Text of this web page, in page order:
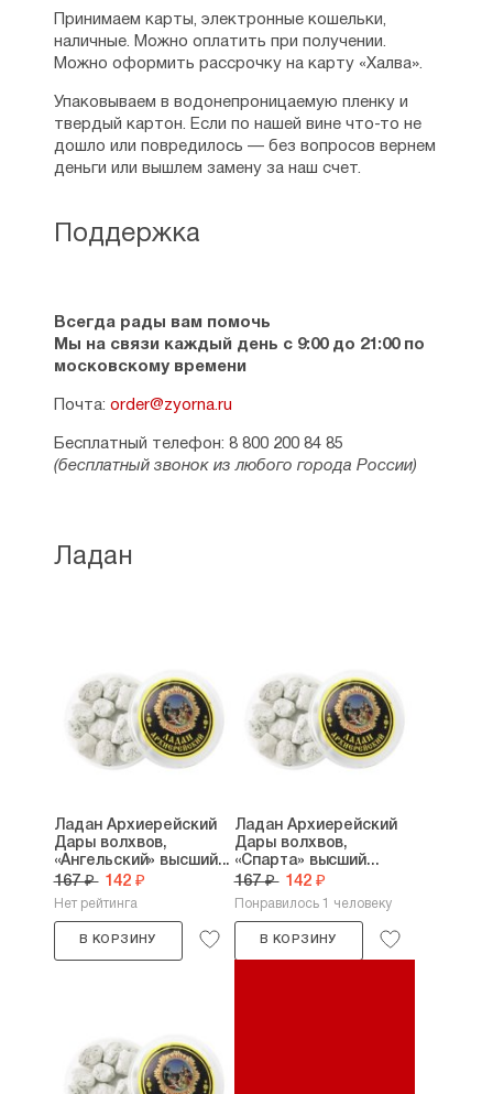
Поддержка
Всегда рады вам помочь
Мы на связи каждый день с 9:00 до 21:00 по
московскому времени
Почта: order@zyorna.ru
Бесплатный телефон: 8 800 200 84 85
(бесплатный звонок из любого города России)
Принимаем карты, электронные кошельки,
наличные. Можно оплатить при получении.
Можно оформить рассрочку на карту «Халва».
Упаковываем в водонепроницаемую пленку и
твердый картон. Если по нашей вине что-то не
дошло или повредилось — без вопросов вернем
деньги или вышлем замену за наш счет.
Ладан
Ладан Архиерейский
Дары волхвов,
«Ангельский» высший...
167 ₽ 142 ₽
Нет рейтинга
В КОРЗИНУ
Ладан Архиерейский
Дары волхвов,
«Спарта» высший...
167 ₽ 142 ₽
Понравилось 1 человеку
В КОРЗИНУ